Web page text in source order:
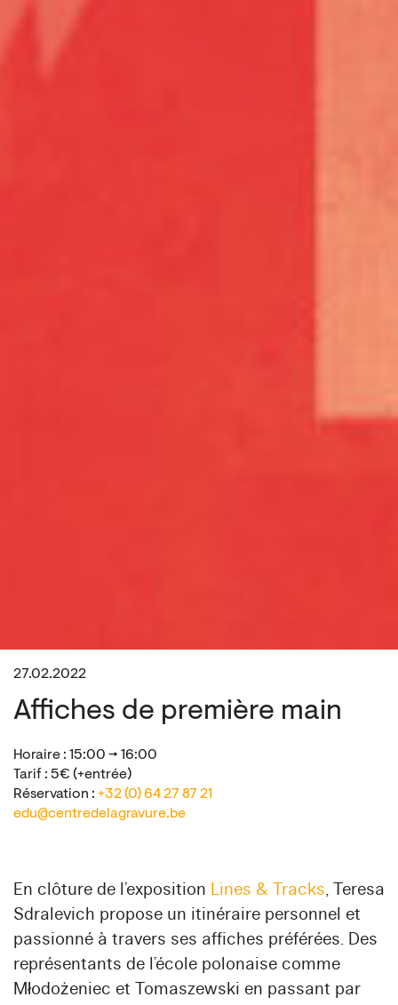
27.02.2022
Affiches de première main
Horaire : 15:00 → 16:00
Tarif : 5€ (+entrée)
Réservation : +32 (0) 64 27 87 21
edu@centredelagravure.be
En clôture de l’exposition Lines & Tracks, Teresa
Sdralevich propose un itinéraire personnel et
passionné à travers ses affiches préférées. Des
représentants de l’école polonaise comme
Młodożeniec et Tomaszewski en passant par